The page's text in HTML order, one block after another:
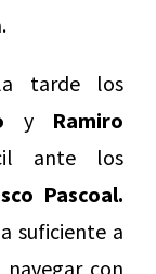
tarde los
y Ramiro
ante los
Pascoal.
suficiente a
con